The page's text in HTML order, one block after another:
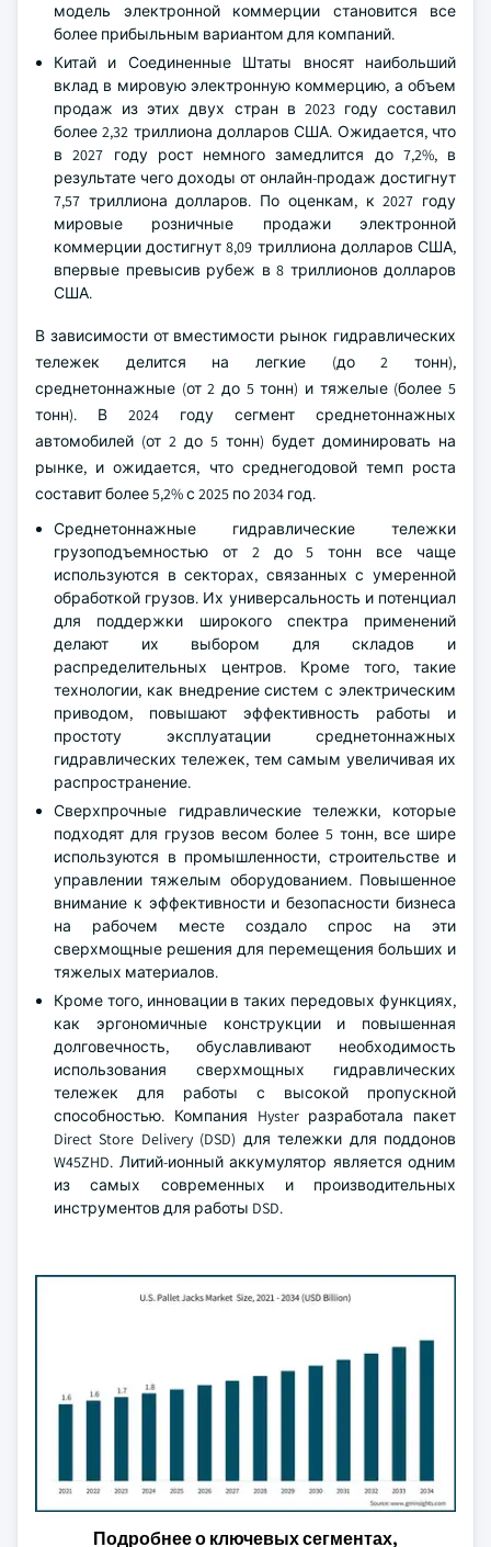
модель электронной коммерции становится все
более прибыльным вариантом для компаний.
Китай и Соединенные Штаты вносят наибольший
вклад в мировую электронную коммерцию, а объем
продаж из этих двух стран в 2023 году составил
более 2,32 триллиона долларов США. Ожидается, что
в 2027 году рост немного замедлится до 7,2%, в
результате чего доходы от онлайн-продаж достигнут
7,57 триллиона долларов. По оценкам, к 2027 году
мировые розничные продажи электронной
коммерции достигнут 8,09 триллиона долларов США,
впервые превысив рубеж в 8 триллионов долларов
США.
В зависимости от вместимости рынок гидравлических
тележек делится на легкие (до 2 тонн),
среднетоннажные (от 2 до 5 тонн) и тяжелые (более 5
тонн). В 2024 году сегмент среднетоннажных
автомобилей (от 2 до 5 тонн) будет доминировать на
рынке, и ожидается, что среднегодовой темп роста
составит более 5,2% с 2025 по 2034 год.
Среднетоннажные гидравлические тележки
грузоподъемностью от 2 до 5 тонн все чаще
используются в секторах, связанных с умеренной
обработкой грузов. Их универсальность и потенциал
для поддержки широкого спектра применений
делают их выбором для складов и
распределительных центров. Кроме того, такие
технологии, как внедрение систем с электрическим
приводом, повышают эффективность работы и
простоту эксплуатации среднетоннажных
гидравлических тележек, тем самым увеличивая их
распространение.
Сверхпрочные гидравлические тележки, которые
подходят для грузов весом более 5 тонн, все шире
используются в промышленности, строительстве и
управлении тяжелым оборудованием. Повышенное
внимание к эффективности и безопасности бизнеса
на рабочем месте создало спрос на эти
сверхмощные решения для перемещения больших и
тяжелых материалов.
Кроме того, инновации в таких передовых функциях,
как эргономичные конструкции и повышенная
долговечность, обуславливают необходимость
использования сверхмощных гидравлических
тележек для работы с высокой пропускной
способностью. Компания Hyster разработала пакет
Direct Store Delivery (DSD) для тележки для поддонов
W45ZHD. Литий-ионный аккумулятор является одним
из самых современных и производительных
инструментов для работы DSD.
Подробнее о ключевых сегментах,